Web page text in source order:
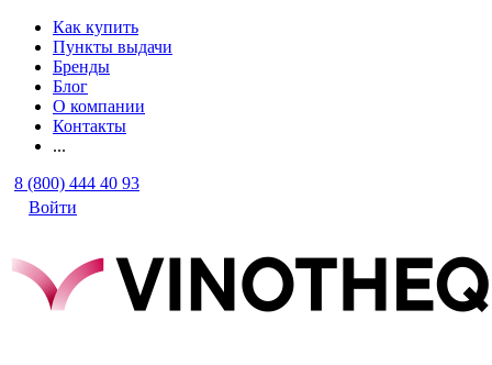
Как купить
Пункты выдачи
Бренды
Блог
О компании
Контакты
...
8 (800) 444 40 93
Войти